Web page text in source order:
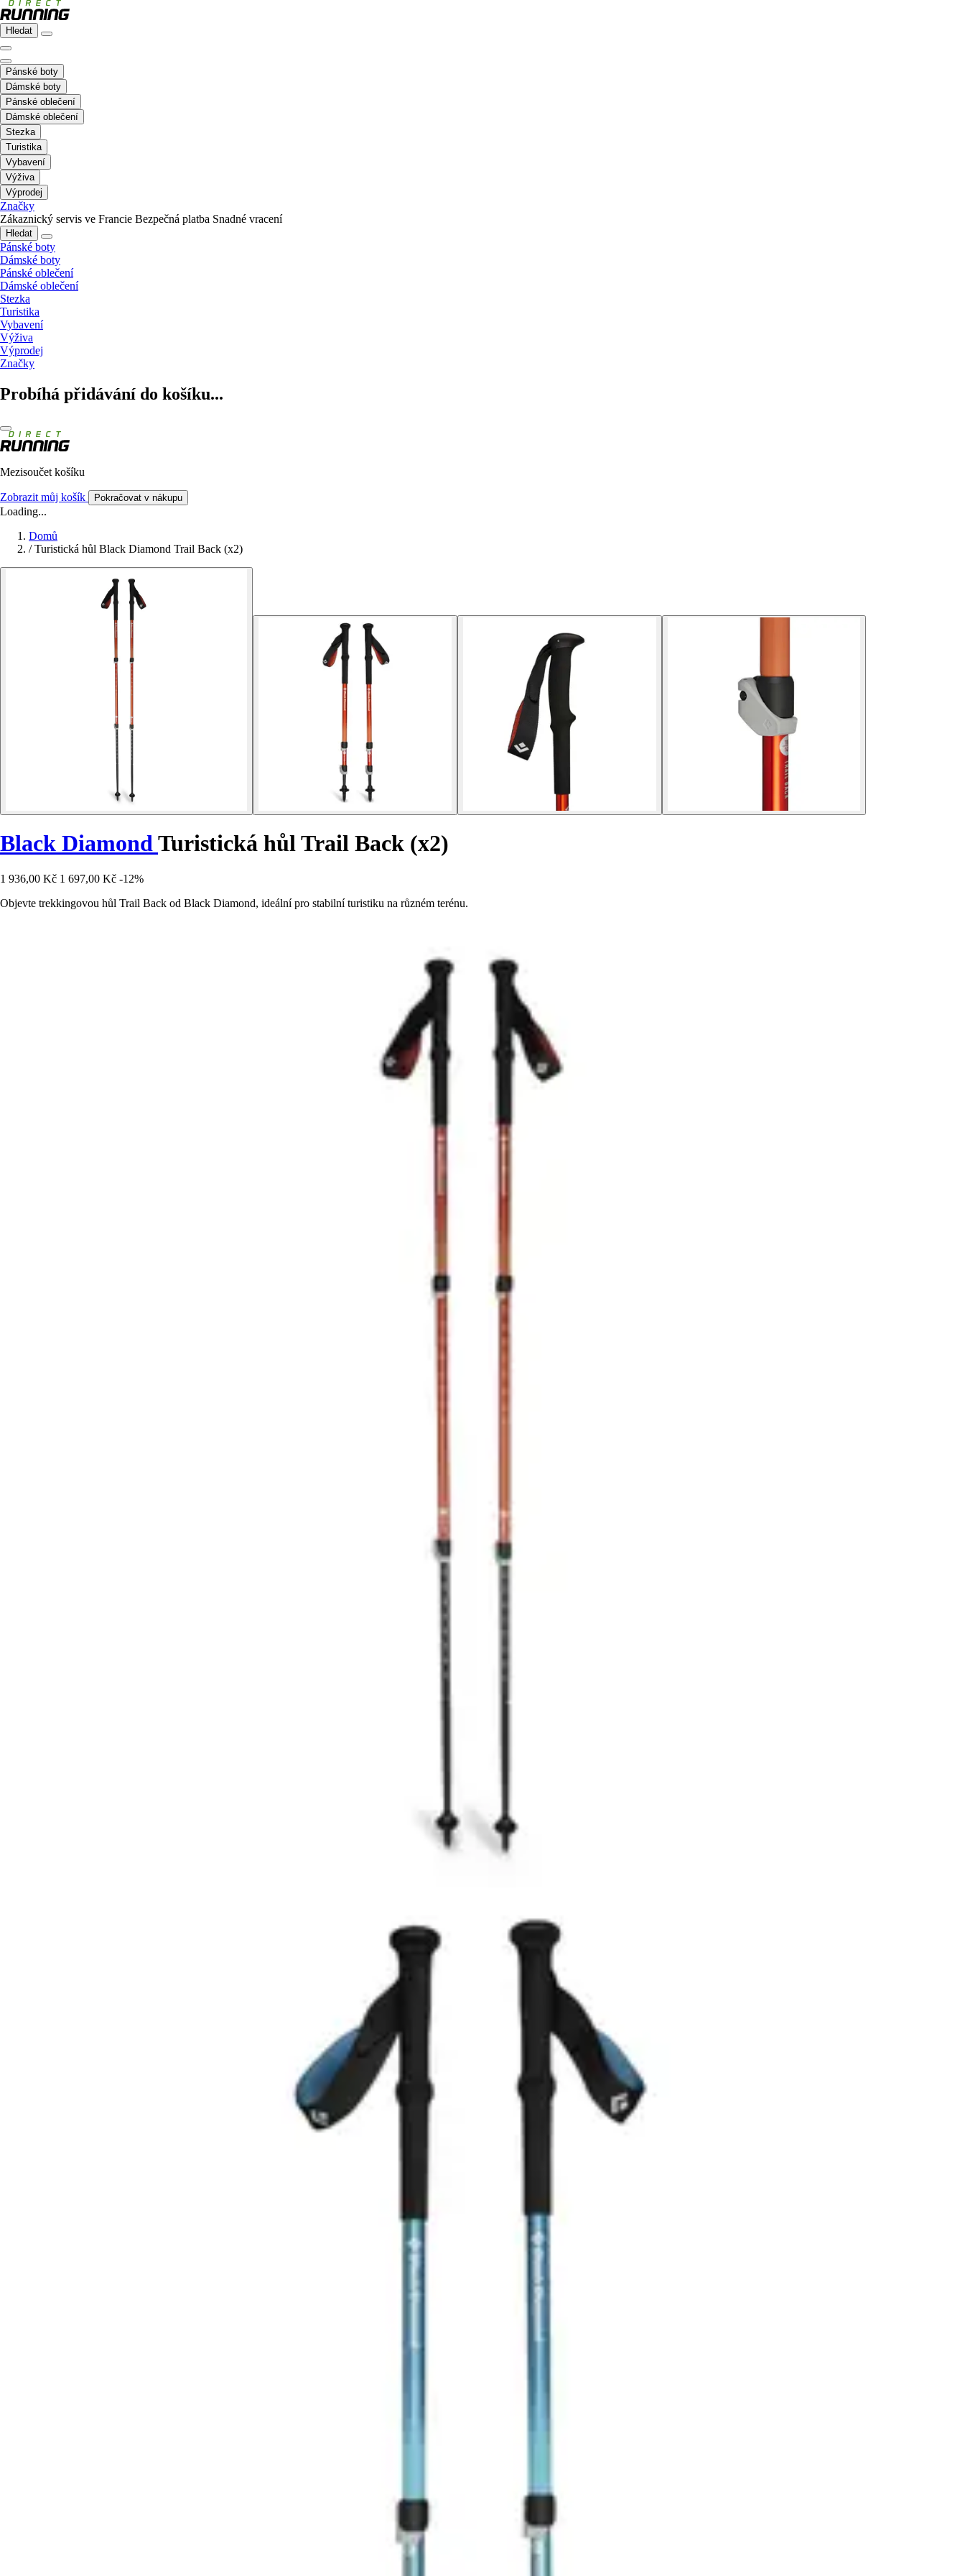
Hledat
Pánské boty
Dámské boty
Pánské oblečení
Dámské oblečení
Stezka
Turistika
Vybavení
Výživa
Výprodej
Značky
Zákaznický servis ve Francie Bezpečná platba Snadné vracení
Hledat
Pánské boty
Dámské boty
Pánské oblečení
Dámské oblečení
Stezka
Turistika
Vybavení
Výživa
Výprodej
Značky
Probíhá přidávání do košíku...
Mezisoučet košíku
Zobrazit můj košík Pokračovat v nákupu
Loading...
Domů
/ Turistická hůl Black Diamond Trail Back (x2)
Black DiamondTuristická hůl Trail Back (x2)
1 936,00 Kč 1 697,00 Kč -12%
Objevte trekkingovou hůl Trail Back od Black Diamond, ideální pro stabilní turistiku na různém terénu.